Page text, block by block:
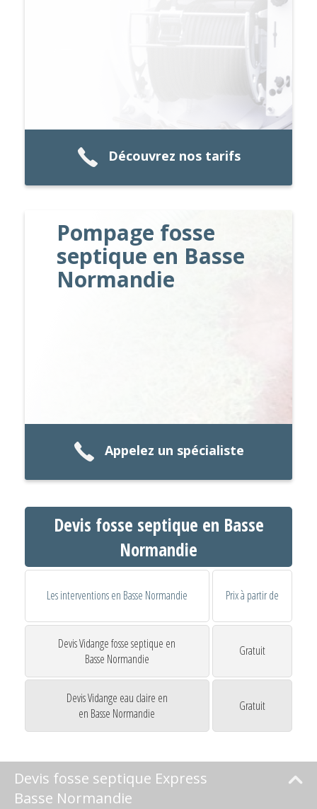
Découvrez nos tarifs
Pompage fosse
septique en Basse
Normandie
Appelez un spécialiste
Devis fosse septique en Basse
Normandie
Les interventions en Basse Normandie Prix à partir de
Devis Vidange fosse septique en
Basse Normandie
Gratuit
Devis Vidange eau claire en
en Basse Normandie
Gratuit
Devis fosse septique Express
Basse Normandie